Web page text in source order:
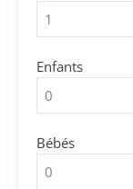
Enfants
Bébés